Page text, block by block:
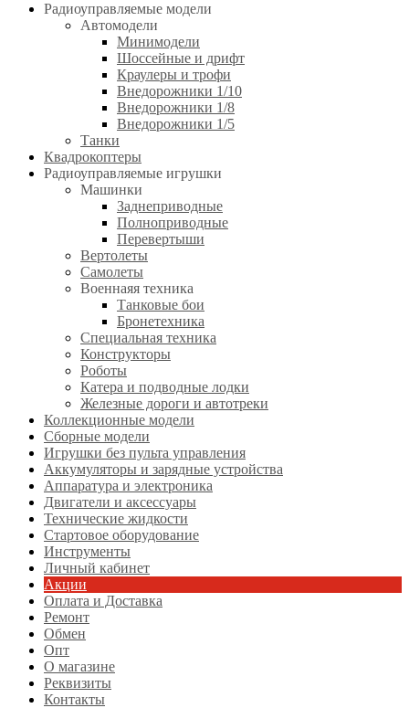
Радиоуправляемые модели
Автомодели
Минимодели
Шоссейные и дрифт
Краулеры и трофи
Внедорожники 1/10
Внедорожники 1/8
Внедорожники 1/5
Танки
Квадрокоптеры
Радиоуправляемые игрушки
Машинки
Заднеприводные
Полноприводные
Перевертыши
Вертолеты
Самолеты
Военнаяя техника
Танковые бои
Бронетехника
Специальная техника
Конструкторы
Роботы
Катера и подводные лодки
Железные дороги и автотреки
Коллекционные модели
Сборные модели
Игрушки без пульта управления
Аккумуляторы и зарядные устройства
Аппаратура и электроника
Двигатели и аксессуары
Технические жидкости
Стартовое оборудование
Инструменты
Личный кабинет
Акции
Оплата и Доставка
Ремонт
Обмен
Опт
О магазине
Реквизиты
Контакты